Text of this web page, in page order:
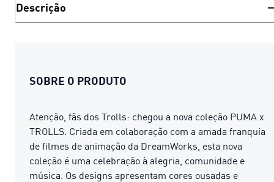
Descrição
SOBRE O PRODUTO
Atenção, fãs dos Trolls: chegou a nova coleção PUMA x
TROLLS. Criada em colaboração com a amada franquia
de filmes de animação da DreamWorks, esta nova
coleção é uma celebração à alegria, comunidade e
música. Os designs apresentam cores ousadas e